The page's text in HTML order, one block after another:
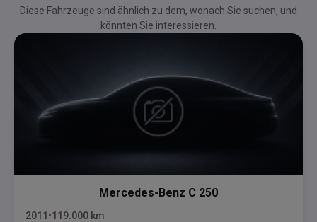
Diese Fahrzeuge sind ähnlich zu dem, wonach Sie suchen, und
könnten Sie interessieren.
Mercedes-Benz C 250
2011 119.000 km